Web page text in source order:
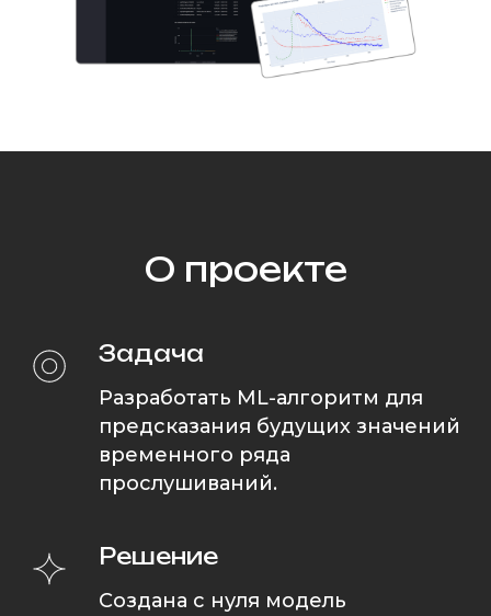
О проекте
Задача
Разработать ML-алгоритм для
предсказания будущих значений
временного ряда
прослушиваний.
Решение
Создана с нуля модель